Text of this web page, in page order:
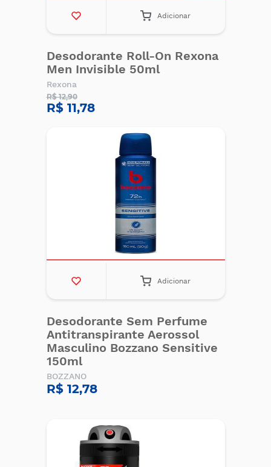
Adicionar
Desodorante Roll-On Rexona
Men Invisible 50ml
Rexona
R$ 12,90
R$ 11,78
Adicionar
Desodorante Sem Perfume
Antitranspirante Aerossol
Masculino Bozzano Sensitive
150ml
BOZZANO
R$ 12,78